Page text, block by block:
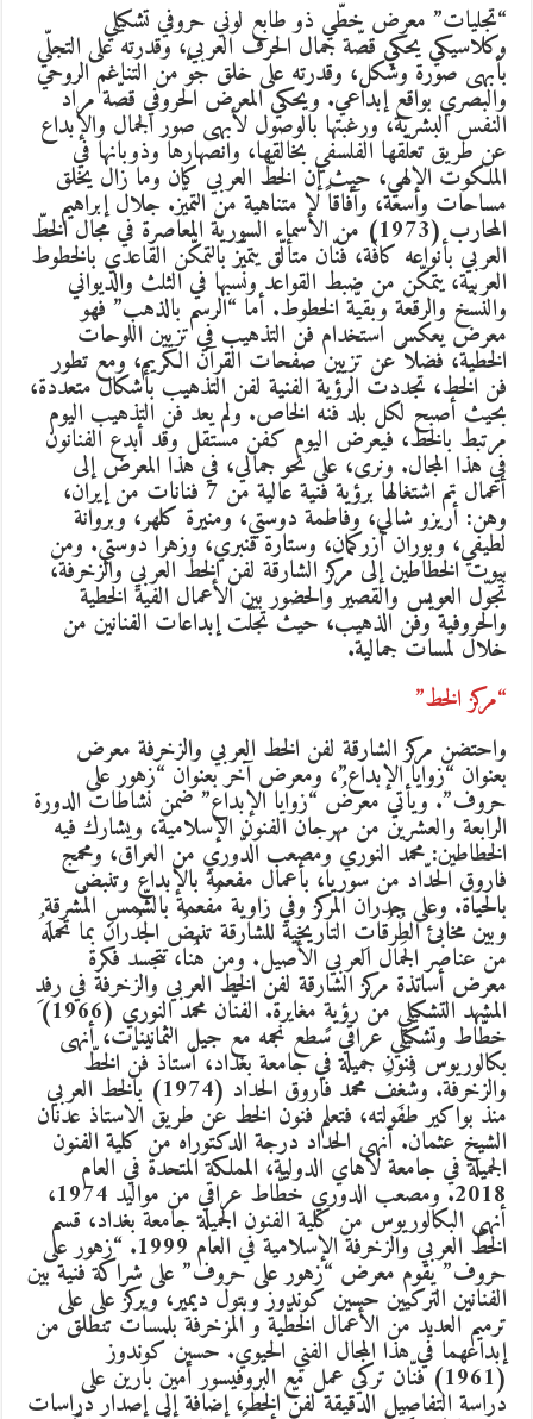
“تجليات” معرض خطّي ذو طابع لوني حروفي تشكيلي
وكلاسيكي يحكي قصّة جمال الحرف العربي، وقدرته على التجلّي
بأبهى صورة وشكل، وقدرته على خلق جوّ من التناغم الروحي
والبصري بواقع إبداعي. ويحكي المعرض الحروفي قصّة مراد
النفس البشرية، ورغبتها بالوصول لأبهى صور الجمال والإبداع
عن طريق تعلّقها الفلسفي بخالقها، وانصهارها وذوبانها في
الملكوت الإلهي، حيث إن الخطّ العربي كان وما زال يخلق
مساحات واسعة، وآفاقاً لا متناهية من التميّز. جلال إبراهيم
المحارب (1973) من الأسماء السورية المعاصرة في مجال الخطّ
العربي بأنواعه كافّة، فنّان متألّق يتميّز بالتمكّن القاعدي بالخطوط
العربية، يتمكّن من ضبط القواعد ونسبها في الثلث والديواني
والنسخ والرقعة وبقيّة الخطوط. أما “الرسم بالذهب” فهو
معرض يعكس استخدام فن التذهيب في تزيين اللوحات
الخطية، فضلاً عن تزيين صفحات القرآن الكريم، ومع تطور
فن الخط، تجددت الرؤية الفنية لفن التذهيب بأشكال متعددة،
بحيث أصبح لكل بلد فنه الخاص. ولم يعد فن التذهيب اليوم
مرتبط بالخط، فيعرض اليوم كفن مستقل وقد أبدع الفنانون
في هذا المجال. ونرى، على نحو جمالي، في هذا المعرض إلى
أعمال تم اشتغالها برؤية فنية عالية من 7 فنانات من إيران،
وهن: أريزو شالي، وفاطمة دوستي، ومنيرة كلهر، وبروانة
لطيفي، وبوران أزركمان، وستارة قنبري، وزهرا دوستي. ومن
بيوت الخطاطين إلى مركز الشارقة لفن الخط العربي والزخرفة،
تجوّل العويس والقصير والحضور بين الأعمال الفية الخطية
والحروفية وفن الذهيب، حيث تجلّت إبداعات الفنانين من
خلال لمسات جمالية.
“مركز الخط”
واحتضن مركز الشارقة لفن الخط العربي والزخرفة معرض
بعنوان “زوايا الإبداع”، ومعرض آخر بعنوان “زهور على
حروف”. ويأتي معرضُ “زوايا الإبداع” ضمن نشاطات الدورة
الرابعة والعشرين من مهرجان الفنون الإسلامية، ويشارك فيه
الخطاطين: محمد النوري ومصعب الدّوري من العراق، ومحمج
فاروق الحدّاد من سوريا، بأعمال مفعمة بالإبداع وتنبض
بالحياة. وعلى جدران المركز وفي زاوية مُفعمة بالشّمسِ المُشرقةِ
وبين مخابئ الطُرُقاتِ التاريخية للشارقة تنبضُ الجُدران بما تحملهُ
من عناصر الجَمال العربي الأصيل. ومن هُنا، تتجسد فكرة
معرض أساتذة مركز الشارقة لفن الخط العربي والزخرفة في رفدِ
المشهد التشكيلي من رؤيةٍ مغايرة. الفنّان محمد النوري (1966)
خطّاط وتشكيلي عراقي سطع نجمه مع جيل الثمانينات، أنهى
بكالوريوس فنون جميلة في جامعة بغداد، أستاذ فنّ الخطّ
والزخرفة. وشُغِفَ محمد فاروق الحداد (1974) بالخط العربي
منذ بواكير طفولته، فتعلم فنون الخط عن طريق الاستاذ عدنان
الشيخ عثمان. أنهى الحداد درجة الدكتوراه من كلية الفنون
الجميلة في جامعة لاهاي الدولية، المملكة المتحدة في العام
2018. ومصعب الدوري خطّاط عراقي من مواليد 1974،
أنهى البكالوريوس من كلية الفنون الجميلة جامعة بغداد، قسم
الخطّ العربي والزخرفة الإسلامية في العام 1999. “زهور على
حروف” يقوم معرض “زهور على حروف” على شراكة فنية بين
الفنانين التركيين حسين كوندوز وبتول ديمير، ويركز على على
ترميم العديد من الأعمال الخطّية و المزخرفة بلمسات تنطلق من
إبداعهما في هذا المجال الفني الحيوي. حسين كوندوز
(1961) فنّان تركي عمل مع البروفيسور أمين بارين على
دراسة التفاصيل الدقيقة لفنّ الخطّ، إضافة إلى إصدار دراسات